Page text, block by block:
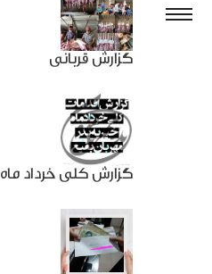
گزارش قربانی
گزارش کلی خرداد ماه